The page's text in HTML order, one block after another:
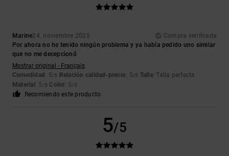
Marine24. noviembre 2025
Compra verificada
Por ahora no he tenido ningún problema y ya había pedido uno similar
que no me decepcionó
Mostrar original - Français
Comodidad : 5/5 Relación calidad-precio: 5/5 Talla: Talla perfecta
Material : 5 /5 Color: 5/5
Recomiendo este producto
5/5